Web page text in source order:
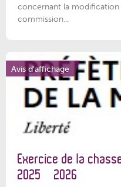
concernant la
commission...
Avis d'affichage
Exercice de la
2025 – 2026